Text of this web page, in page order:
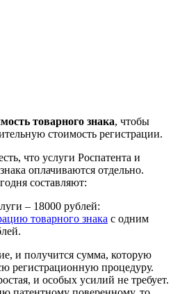
товарного знака, чтобы
стоимость регистрации.
что услуги Роспатента и
оплачиваются отдельно.
составляют:
– 18000 рублей:
товарного знака с одним
и получится сумма, которую
регистрационную процедуру.
и особых усилий не требует.